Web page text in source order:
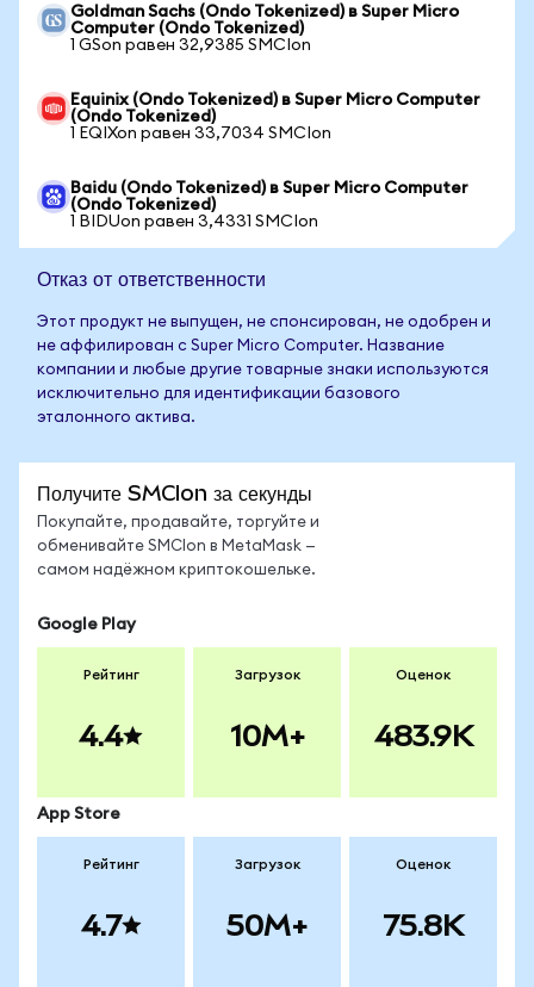
Goldman Sachs (Ondo Tokenized) в Super Micro
Computer (Ondo Tokenized)
1 GSon равен 32,9385 SMCIon
Equinix (Ondo Tokenized) в Super Micro Computer
(Ondo Tokenized)
1 EQIXon равен 33,7034 SMCIon
Baidu (Ondo Tokenized) в Super Micro Computer
(Ondo Tokenized)
1 BIDUon равен 3,4331 SMCIon
Отказ от ответственности
Этот продукт не выпущен, не спонсирован, не одобрен и
не аффилирован с Super Micro Computer. Название
компании и любые другие товарные знаки используются
исключительно для идентификации базового
эталонного актива.
Получите SMCIon за секунды
Покупайте, продавайте, торгуйте и
обменивайте SMCIon в MetaMask —
самом надёжном криптокошельке.
Google Play
Рейтинг
4.4
Загрузок
10M+
Оценок
483.9K
App Store
Рейтинг
4.7
Загрузок
50M+
Оценок
75.8K